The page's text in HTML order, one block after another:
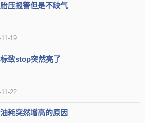
压不足也是造成轮胎胎压不稳定的原因之
如果未充足胎压，会对轮胎的损坏和安全
距离行驶时，由于速度快或持续行驶时间
线断裂的风险也增加，从而可能引发爆胎
压报警但是不缺气
19
致stop突然亮了
22
耗突然增高的原因